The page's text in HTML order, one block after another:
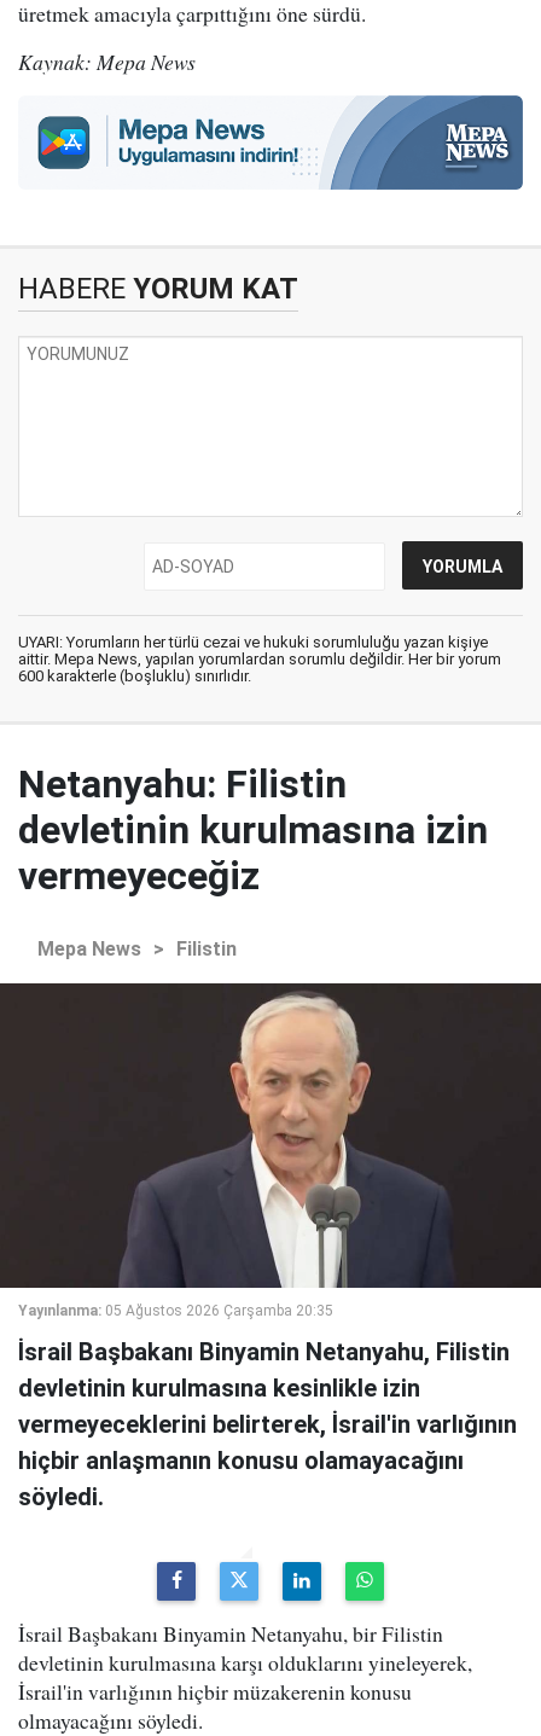
üretmek amacıyla çarpıttığını öne sürdü.
Kaynak: Mepa News
HABERE YORUM KAT
UYARI: Yorumların her türlü cezai ve hukuki sorumluluğu yazan kişiye
aittir. Mepa News, yapılan yorumlardan sorumlu değildir. Her bir yorum
600 karakterle (boşluklu) sınırlıdır.
Netanyahu: Filistin
devletinin kurulmasına izin
vermeyeceğiz
Mepa News > Filistin
Yayınlanma: 05 Ağustos 2026 Çarşamba 20:35
İsrail Başbakanı Binyamin Netanyahu, Filistin
devletinin kurulmasına kesinlikle izin
vermeyeceklerini belirterek, İsrail'in varlığının
hiçbir anlaşmanın konusu olamayacağını
söyledi.
İsrail Başbakanı Binyamin Netanyahu, bir Filistin
devletinin kurulmasına karşı olduklarını yineleyerek,
İsrail'in varlığının hiçbir müzakerenin konusu
olmayacağını söyledi.